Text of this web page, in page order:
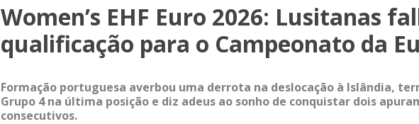
Women’s EHF Euro 2026: Lusitanas
qualificação para o Campeonato da
Formação portuguesa averbou uma derrota na deslocação à Islândia,
Grupo 4 na última posição e diz adeus ao sonho de conquistar dois
consecutivos.